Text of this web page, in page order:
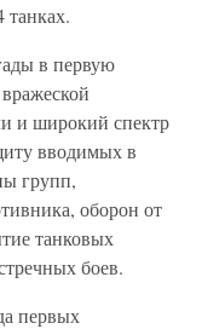
танках.
в первую
и широкий спектр
вводимых в
групп,
оборон от
танковых
боев.
первых